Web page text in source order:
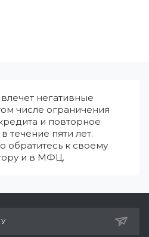
негативные
числе ограничения
и повторное
течение пяти лет.
обратитесь к своему
и в МФЦ.